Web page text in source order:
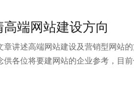
端网站建设方向
章讲述高端网站建设及营销型网
各位将要建网站的企业参考，目